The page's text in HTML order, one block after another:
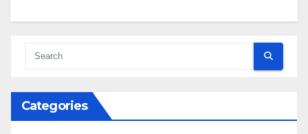
Categories